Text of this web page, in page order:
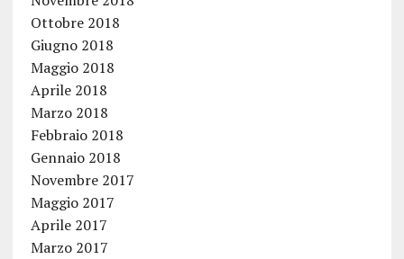
Ottobre 2018
Giugno 2018
Maggio 2018
Aprile 2018
Marzo 2018
Febbraio 2018
Gennaio 2018
Novembre 2017
Maggio 2017
Aprile 2017
Marzo 2017